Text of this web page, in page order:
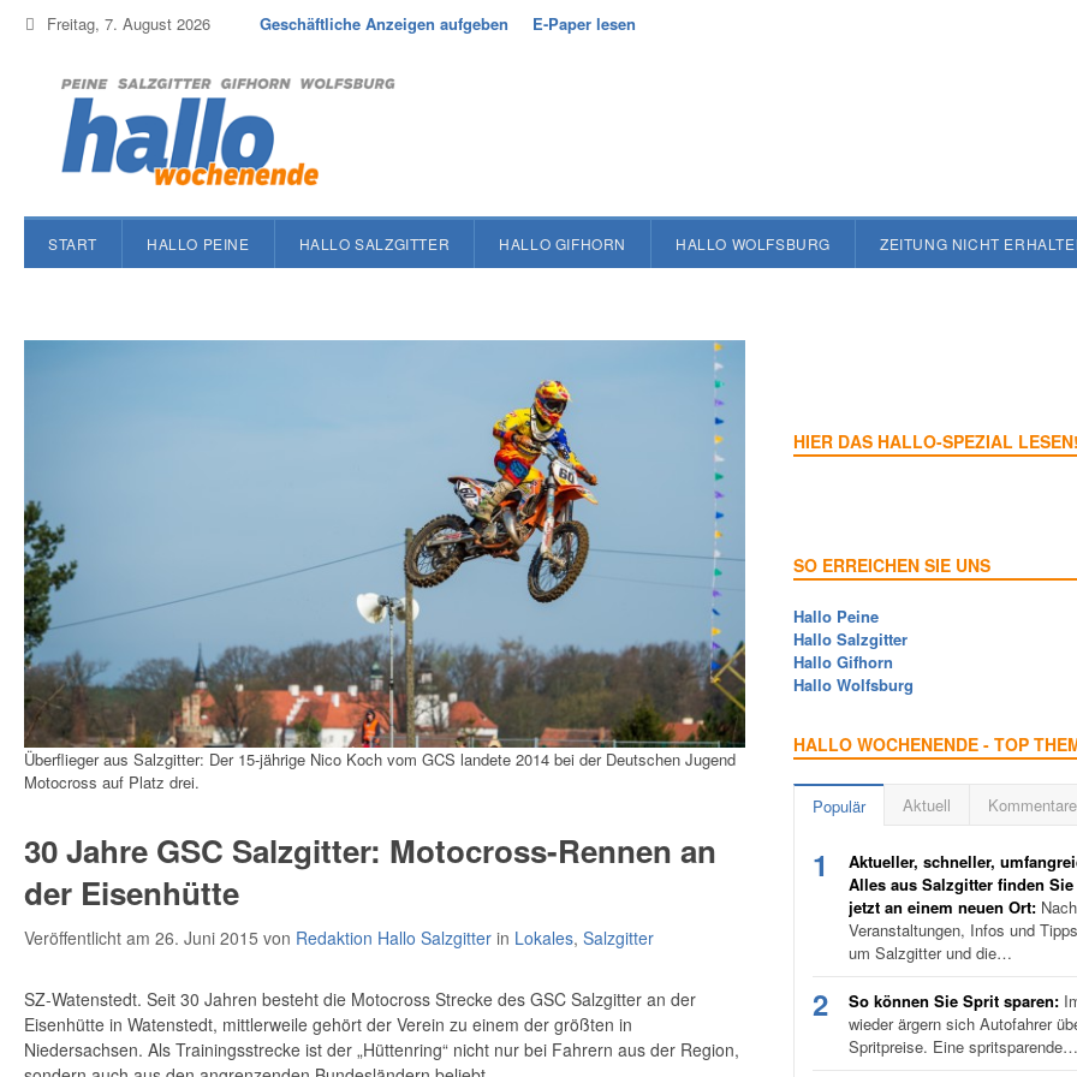
Freitag, 7. August 2026 Geschäftliche Anzeigen aufgeben E-Paper lesen
START HALLO PEINE HALLO SALZGITTER HALLO GIFHORN HALLO WOLFSBURG ZEITUNG NICHT
Überflieger aus Salzgitter: Der 15-jährige Nico Koch vom GCS landete 2014 bei der Deutschen Jugend
Motocross auf Platz drei.
30 Jahre GSC Salzgitter: Motocross-Rennen an
der Eisenhütte
Veröffentlicht am 26. Juni 2015 von Redaktion Hallo Salzgitter in Lokales, Salzgitter
SZ-Watenstedt. Seit 30 Jahren besteht die Motocross Strecke des GSC Salzgitter an der
Eisenhütte in Watenstedt, mittlerweile gehört der Verein zu einem der größten in
Niedersachsen. Als Trainingsstrecke ist der „Hüttenring“ nicht nur bei Fahrern aus der Region,
HIER DAS HALLO-SPEZIAL LESEN!
SO ERREICHEN SIE UNS
Hallo Peine
Hallo Salzgitter
Hallo Gifhorn
Hallo Wolfsburg
HALLO WOCHENENDE - TOP
Populär Aktuell Kommentare
1
Aktueller, schneller,
Alles aus Salzgitter finden
jetzt an einem neuen Ort:
Veranstaltungen, Infos und
um Salzgitter und die…
2 So können Sie Sprit sparen:
wieder ärgern sich Autofahrer
Spritpreise. Eine spritsparende…